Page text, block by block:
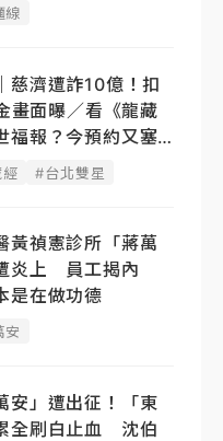
線
慈濟遭詐10億！扣
畫面曝／看《龍藏
福報？今預約又塞
#台北雙星
黃禎憲診所「蔣萬
炎上 員工揭內
是在做功德
安
安」遭出征！「東
全刷白止血 沈伯